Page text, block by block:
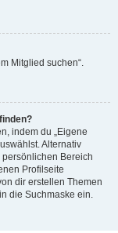
Mitglied suchen“.
indem du „Eigene
Alternativ
persönlichen Bereich
Profilseite
dir erstellen Themen
die Suchmaske ein.